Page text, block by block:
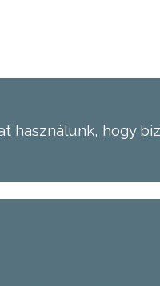
használunk, hogy